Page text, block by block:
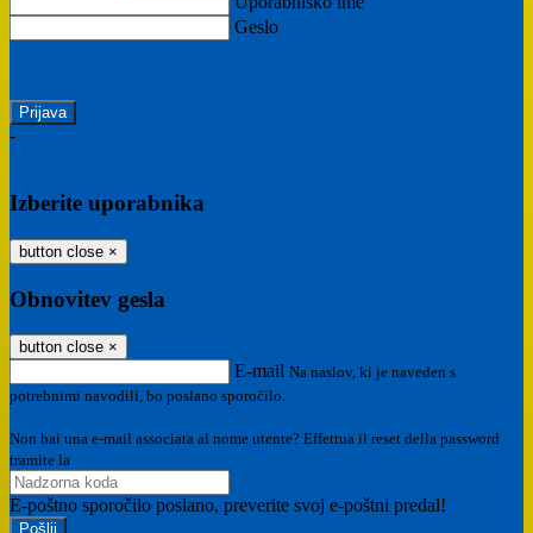
Geslo
-
Izberite uporabnika
button close ×
Obnovitev gesla
button close ×
E-mail Na naslov, ki je naveden s
potrebnimi navodili, bo poslano sporočilo.
Non hai una e-mail associata al nome utente? Effettua il reset della password
tramite la
E-poštno sporočilo poslano, preverite svoj e-poštni predal!